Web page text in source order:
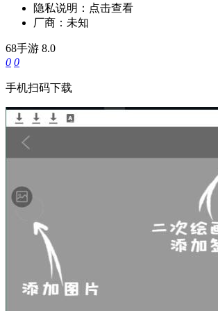
隐私说明： 点击查看
厂商： 未知
68手游 8.0
0 0
手机扫码下载